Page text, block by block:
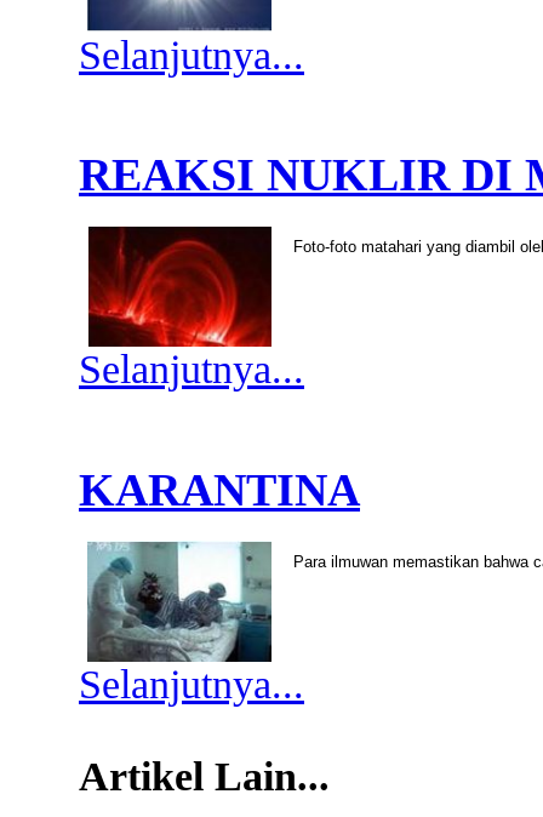
Selanjutnya...
REAKSI NUKLIR DI
Foto-foto matahari yang diambil
Selanjutnya...
KARANTINA
Para ilmuwan memastikan bahwa
Selanjutnya...
Artikel Lain...